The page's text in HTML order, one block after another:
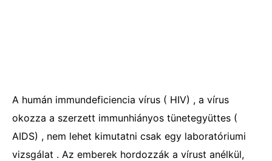
A humán immundeficiencia vírus ( HIV) , a vírus
okozza a szerzett immunhiányos tünetegyüttes (
AIDS) , nem lehet kimutatni csak egy laboratóriumi
vizsgálat . Az emberek hordozzák a vírust anélkül,